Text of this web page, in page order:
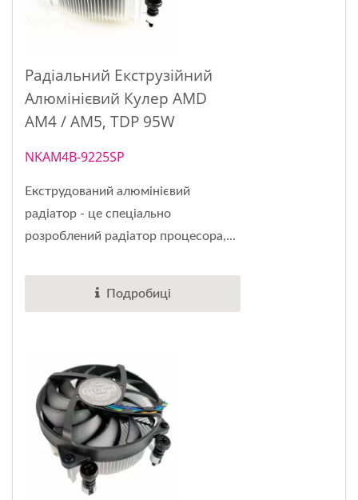
Радіальний Екструзійний
Алюмінієвий Кулер AMD
AM4 / AM5, TDP 95W
NKAM4B-9225SP
Екструдований алюмінієвий
радіатор - це спеціально
розроблений радіатор процесора,...
Подробиці